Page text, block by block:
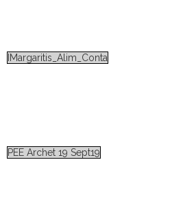
IMargaritis_Alim_Conta
PEE Archet 19 Sept19